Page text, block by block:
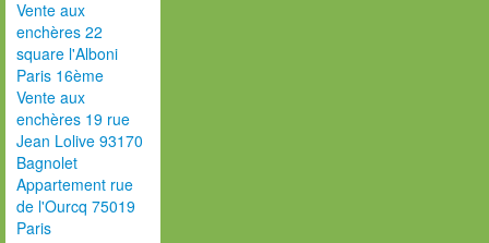
Vente aux
enchères 22
square l'Alboni
Paris 16ème
Vente aux
enchères 19 rue
Jean Lolive 93170
Bagnolet
Appartement rue
de l'Ourcq 75019
Paris